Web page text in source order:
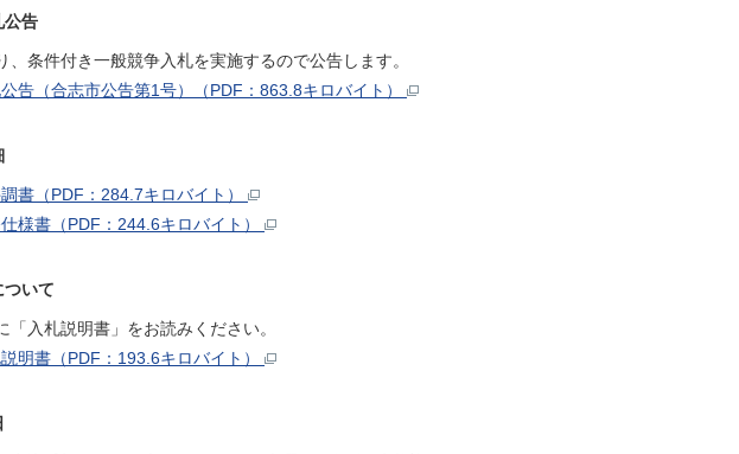
公告
、条件付き一般競争入札を実施するので公告します。
公告（合志市公告第1号）（PDF：863.8キロバイト）
書（PDF：284.7キロバイト）
様書（PDF：244.6キロバイト）
ついて
「入札説明書」をお読みください。
説明書（PDF：193.6キロバイト）